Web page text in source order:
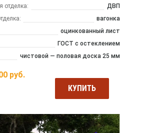
отделка:
ДВП
вагонка
оцинкованный лист
ГОСТ с остеклением
чистовой — половая доска 25 мм
руб.
КУПИТЬ